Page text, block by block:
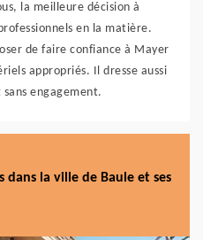
la meilleure décision à
en la matière.
de faire confiance à Mayer
appropriés. Il dresse aussi
engagement.
dans la ville de Baule et ses